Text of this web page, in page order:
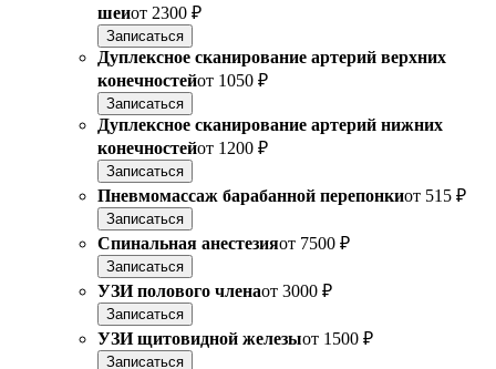
шеиот 2300 ₽
Записаться
Дуплексное сканирование артерий верхних
конечностейот 1050 ₽
Записаться
Дуплексное сканирование артерий нижних
конечностейот 1200 ₽
Записаться
Пневмомассаж барабанной перепонкиот 515 ₽
Записаться
Спинальная анестезияот 7500 ₽
Записаться
УЗИ полового членаот 3000 ₽
Записаться
УЗИ щитовидной железыот 1500 ₽
Записаться